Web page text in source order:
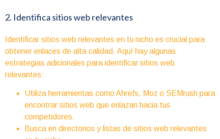
2. Identifica sitios web relevantes
Identificar sitios web relevantes en tu nicho es crucial para
obtener enlaces de alta calidad. Aquí hay algunas
estrategias adicionales para identificar sitios web
relevantes:
Utiliza herramientas como Ahrefs, Moz o SEMrush para
encontrar sitios web que enlazan hacia tus
competidores.
Busca en directorios y listas de sitios web relevantes